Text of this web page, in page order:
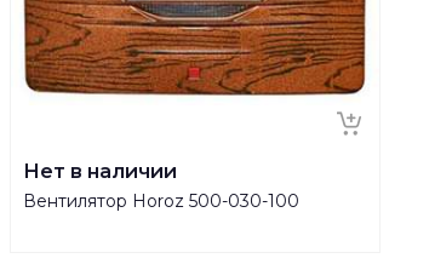
Нет в наличии
Вентилятор Horoz 500-030-100